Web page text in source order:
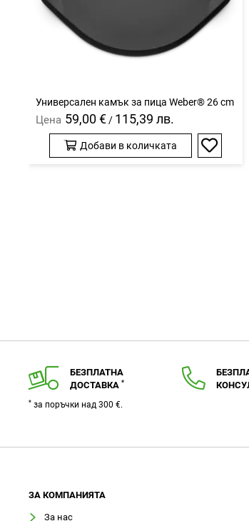
Универсален камък за пица Weber® 26 cm
Цена 59,00 € / 115,39 лв.
Добави в количката
Добави
БЕЗПЛАТНА
ДОСТАВКА *
* за поръчки над 300 €.
ЗA КОМПАНИЯТА
За нас